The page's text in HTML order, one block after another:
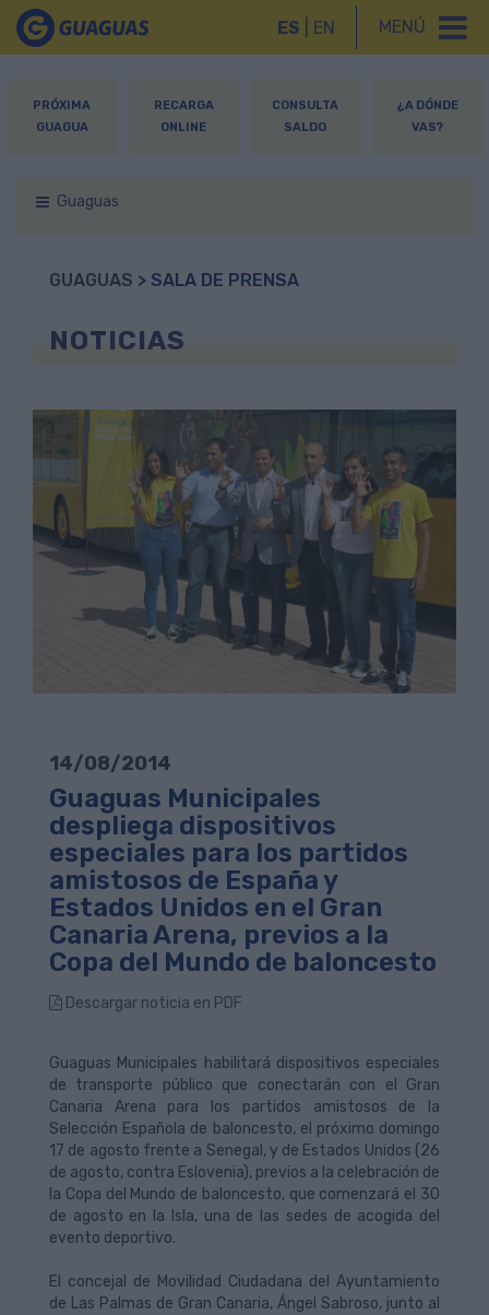
MENÚ
ES EN
PRÓXIMA
GUAGUA
RECARGA
ONLINE
CONSULTA
SALDO
¿A DÓNDE
VAS?
Guaguas
GUAGUAS > SALA DE PRENSA
NOTICIAS
14/08/2014
Guaguas Municipales
despliega dispositivos
especiales para los partidos
amistosos de España y
Estados Unidos en el Gran
Canaria Arena, previos a la
Copa del Mundo de baloncesto
Descargar noticia en PDF
Guaguas Municipales habilitará dispositivos especiales
de transporte público que conectarán con el Gran
Canaria Arena para los partidos amistosos de la
Selección Española de baloncesto, el próximo domingo
17 de agosto frente a Senegal, y de Estados Unidos (26
de agosto, contra Eslovenia), previos a la celebración de
la Copa del Mundo de baloncesto, que comenzará el 30
de agosto en la Isla, una de las sedes de acogida del
evento deportivo.
El concejal de Movilidad Ciudadana del Ayuntamiento
de Las Palmas de Gran Canaria, Ángel Sabroso, junto al